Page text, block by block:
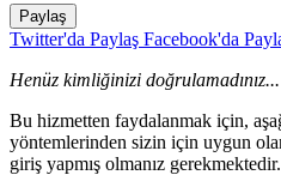
Paylaş
Twitter'da Paylaş Facebook'da
Henüz kimliğinizi doğrulamadınız...
Bu hizmetten faydalanmak için,
yöntemlerinden sizin için uygun
giriş yapmış olmanız gerekmektedir.